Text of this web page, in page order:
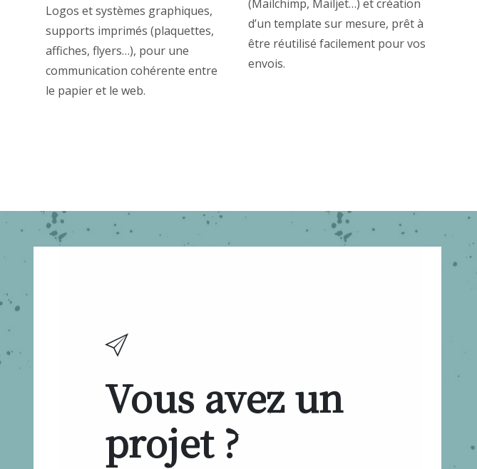
Logos et systèmes graphiques,
supports imprimés (plaquettes,
affiches, flyers…), pour une
communication cohérente entre
le papier et le web.
(Mailchimp, Mailjet…) et création
d’un template sur mesure, prêt à
être réutilisé facilement pour vos
envois.
Vous avez un
projet ?